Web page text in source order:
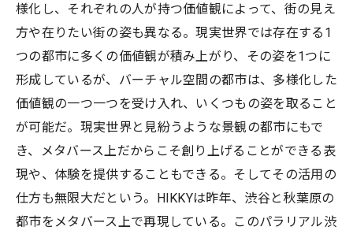
様化し、それぞれの人が持つ価値観によって、街の見え
方や在りたい街の姿も異なる。現実世界では存在する1
つの都市に多くの価値観が積み上がり、その姿を1つに
形成しているが、バーチャル空間の都市は、多様化した
価値観の一つ一つを受け入れ、いくつもの姿を取ること
が可能だ。現実世界と見紛うような景観の都市にもで
き、メタバース上だからこそ創り上げることができる表
現や、体験を提供することもできる。そしてその活用の
仕方も無限大だという。HIKKYは昨年、渋谷と秋葉原の
都市をメタバース上で再現している。このパラリアル渋